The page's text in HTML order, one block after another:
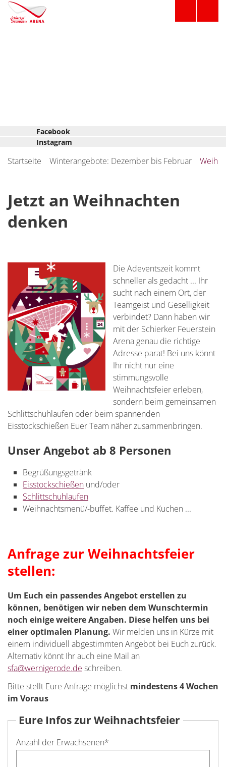
Facebook
Instagram
Startseite Winterangebote: Dezember bis Februar
Jetzt an Weihnachten
denken
Die Adeventszeit kommt
schneller als gedacht ... Ihr
sucht nach einem Ort, der
Teamgeist und Geselligkeit
verbindet? Dann haben wir
mit der Schierker Feuerstein
Arena genau die richtige
Adresse parat! Bei uns könnt
Ihr nicht nur eine
stimmungsvolle
Weihnachtsfeier erleben,
sondern beim gemeinsamen
Schlittschuhlaufen oder beim spannenden
Eisstockschießen Euer Team näher zusammenbringen.
Unser Angebot ab 8 Personen
Begrüßungsgetränk
Eisstockschießen und/oder
Schlittschuhlaufen
Weihnachtsmenü/-buffet. Kaffee und Kuchen ...
Anfrage zur Weihnachtsfeier
stellen:
Um Euch ein passendes Angebot erstellen zu
können, benötigen wir neben dem Wunschtermin
noch einige weitere Angaben. Diese helfen uns bei
einer optimalen Planung. Wir melden uns in Kürze mit
einem individuell abgestimmten Angebot bei Euch zurück.
Alternativ könnt Ihr auch eine Mail an
sfa@wernigerode.de schreiben.
Bitte stellt Eure Anfrage möglichst mindestens 4 Wochen
im Voraus
Eure Infos zur Weihnachtsfeier
Anzahl der Erwachsenen*